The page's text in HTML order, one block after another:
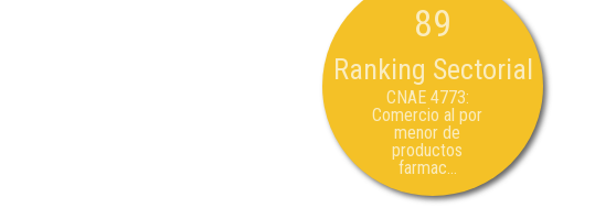
89
Ranking Sectorial
CNAE 4773:
Comercio al por
menor de
productos
farmac...